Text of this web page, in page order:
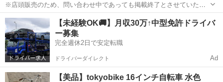
※店頭販売のため、問い合わせ中であっても掲載終了とさせていただ
く場合がございます。 商品名：電動アシスト自転車 メーカー：日本タ
イガー電器 Air
Bike状態：中古品 バッテリー：動作確認中は問題あ
りませんでし...
大阪 大阪市 針中野駅 電動アシスト自転車
【未経験OK🚚】月収30万↑中型免許ドライバ
ー募集
完全週休2日で安定転職
ドライバーダイレクト Ad
【美品】tokyobike 16インチ自転車 水色